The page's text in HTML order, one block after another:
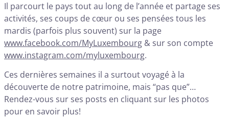
Il parcourt le pays tout au long de l’année et partage ses
activités, ses coups de cœur ou ses pensées tous les
mardis (parfois plus souvent) sur la page
www.facebook.com/MyLuxembourg & sur son compte
www.instagram.com/myluxembourg.
Ces dernières semaines il a surtout voyagé à la
découverte de notre patrimoine, mais “pas que”…
Rendez-vous sur ses posts en cliquant sur les photos
pour en savoir plus!